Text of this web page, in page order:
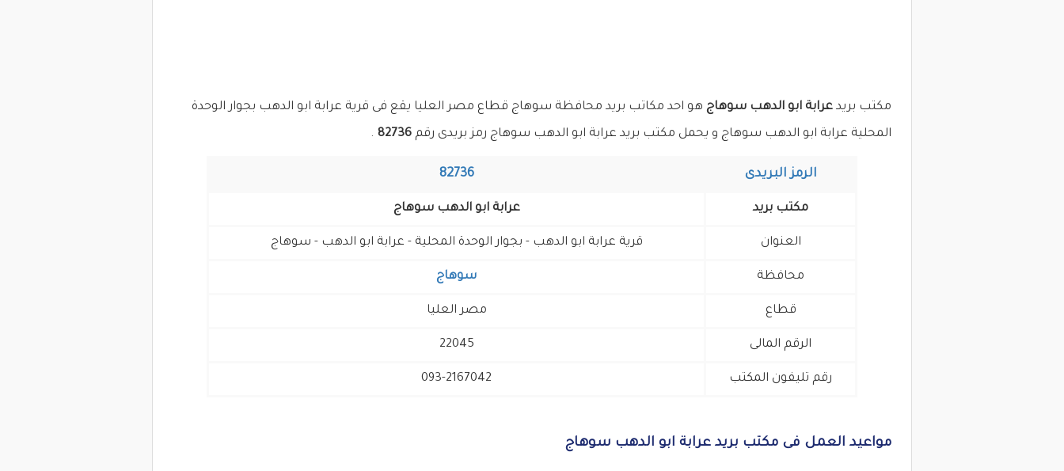
مكتب بريد عرابة ابو الدهب سوهاج هو احد مكاتب بريد محافظة سوهاج قطاع مصر العليا يقع فى قرية عرابة ابو الدهب بجوار الوحدة
المحلية عرابة ابو الدهب سوهاج و يحمل مكتب بريد عرابة ابو الدهب سوهاج رمز بريدى رقم 82736
.
الرمز البريدى 82736
مكتب بريد عرابة ابو الدهب سوهاج
العنوان قرية عرابة ابو الدهب - بجوار الوحدة المحلية - عرابة ابو الدهب - سوهاج
محافظة سوهاج
قطاع مصر العليا
الرقم المالى 22045
رقم تليفون المكتب 093-2167042
مواعيد العمل فى مكتب بريد عرابة ابو الدهب سوهاج